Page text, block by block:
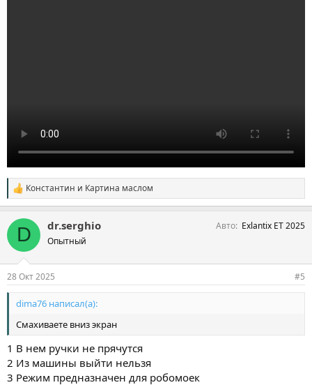
С
и
п
т
:
Константин и Картина маслом
D dr.serghio
Опытный
Авто Exlantix ET 2025
28 Окт 2025 #5
dima76 написал(а):
Смахиваете вниз экран
1 В нем ручки не прячутся
2 Из машины выйти нельзя
3 Режим предназначен для робомоек